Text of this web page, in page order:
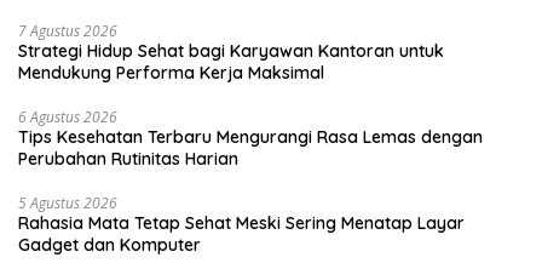
7 Agustus 2026
Strategi Hidup Sehat bagi Karyawan Kantoran untuk
Mendukung Performa Kerja Maksimal
6 Agustus 2026
Tips Kesehatan Terbaru Mengurangi Rasa Lemas dengan
Perubahan Rutinitas Harian
5 Agustus 2026
Rahasia Mata Tetap Sehat Meski Sering Menatap Layar
Gadget dan Komputer